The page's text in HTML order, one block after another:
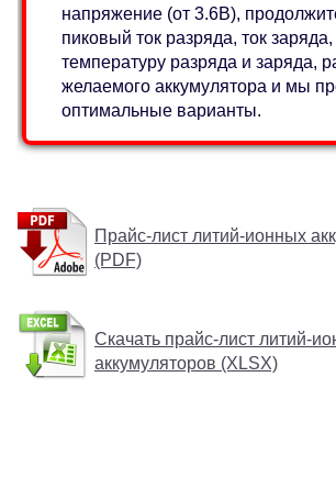
напряжение (от 3.6В),
пиковый ток разряда, ток заряда,
температуру разряда и заряда,
желаемого аккумулятора и мы
оптимальные варианты.
Прайс-лист литий-ионных
(PDF)
Скачать прайс-лист литий-
аккумуляторов (XLSX)